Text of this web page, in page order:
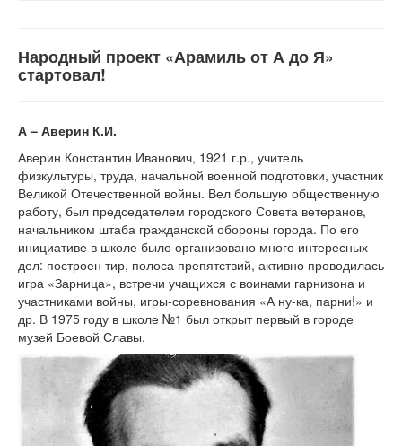
Народный проект «Арамиль от А до Я»
стартовал!
А – Аверин К.И.
Аверин Константин Иванович, 1921 г.р., учитель
физкультуры, труда, начальной военной подготовки, участник
Великой Отечественной войны. Вел большую общественную
работу, был председателем городского Совета ветеранов,
начальником штаба гражданской обороны города. По его
инициативе в школе было организовано много интересных
дел: построен тир, полоса препятствий, активно проводилась
игра «Зарница», встречи учащихся с воинами гарнизона и
участниками войны, игры-соревнования «А ну-ка, парни!» и
др. В 1975 году в школе №1 был открыт первый в городе
музей Боевой Славы.